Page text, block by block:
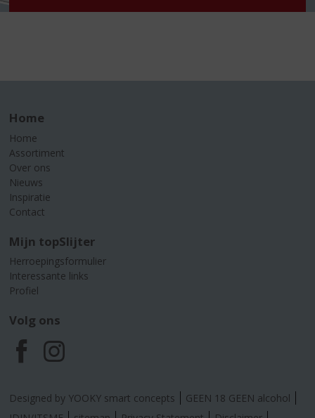
Home
Home
Assortiment
Over ons
Nieuws
Inspiratie
Contact
Mijn topSlijter
Herroepingsformulier
Interessante links
Profiel
Volg ons
F
a
I
n
Designed by YOOKY smart concepts
GEEN 18 GEEN alcohol